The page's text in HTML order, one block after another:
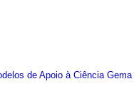
de Apoio à Ciência Gema